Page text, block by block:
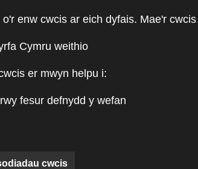
enw cwcis ar eich dyfais. Mae'r
Cymru weithio
er mwyn helpu i:
fesur defnydd y wefan
cwcis